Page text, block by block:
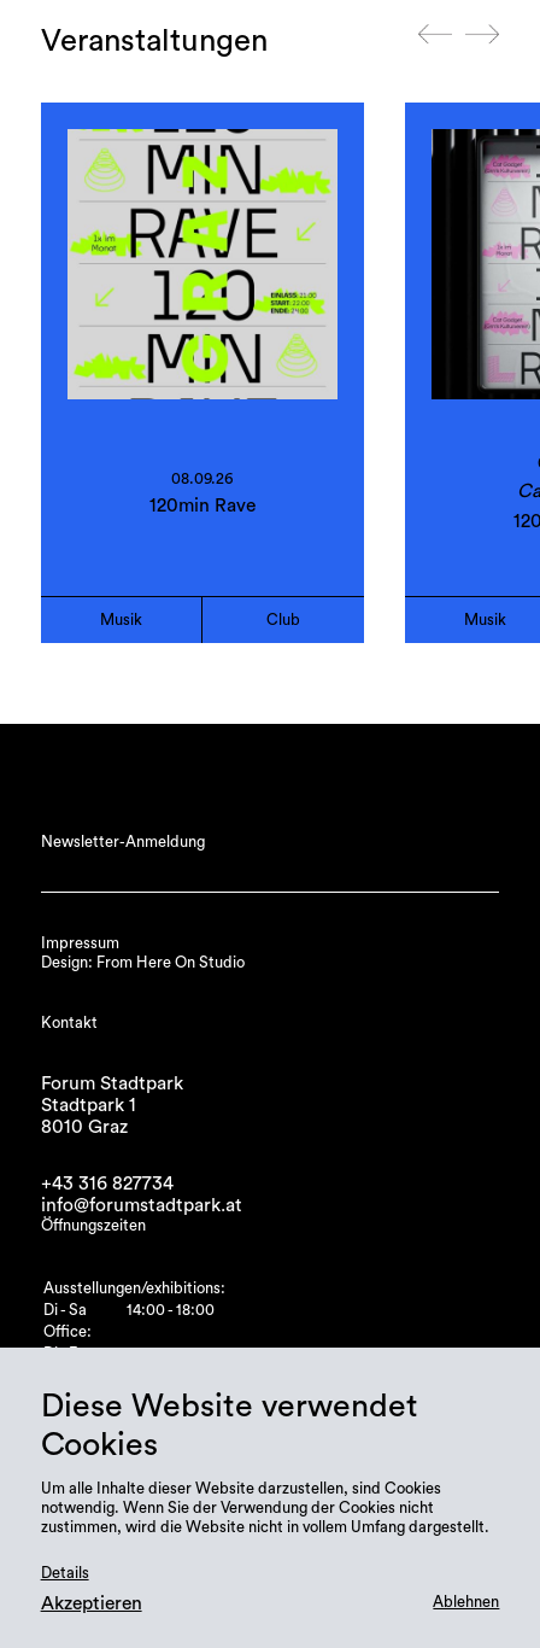
Veranstaltungen
08.09.26
120min Rave
Musik Club Musik
Newsletter-Anmeldung
Impressum
Design: From Here On Studio
Kontakt
Forum Stadtpark
Stadtpark 1
8010 Graz
+43 316 827734
info@forumstadtpark.at
Öffnungszeiten
Ausstellungen/exhibitions:
Di - Sa
14:00 - 18:00
Office:
Diese Website verwendet
Cookies
Um alle Inhalte dieser Website darzustellen, sind Cookies
notwendig. Wenn Sie der Verwendung der Cookies nicht
zustimmen, wird die Website nicht in vollem Umfang dargestellt.
Details
Akzeptieren Ablehnen